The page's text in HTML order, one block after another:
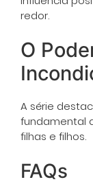
redor.
O
A série
fundamental
filhas e filhos.
FAQs